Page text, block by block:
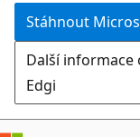
Stáhnout
Další
Edgi